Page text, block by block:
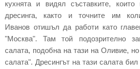
кухнята и видял съставките,
дресинга, както и точните им
Иванов отишъл да работи като
"Москва". Там той подозрително
салата, подобна на тази на Оливие,
салата". Дресингът на тази салата